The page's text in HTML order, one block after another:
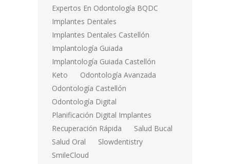
Expertos En Odontología BQDC
Implantes Dentales
Implantes Dentales Castellón
Implantología Guiada
Implantología Guiada Castellón
Keto
Odontología Avanzada
Odontología Castellón
Odontología Digital
Planificación Digital Implantes
Recuperación Rápida
Salud Bucal
Salud Oral
Slowdentistry
SmileCloud